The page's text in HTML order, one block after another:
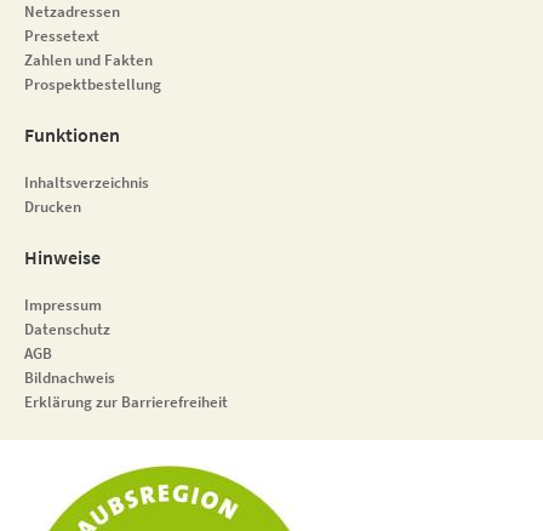
Netzadressen
Pressetext
Zahlen und Fakten
Prospektbestellung
Funktionen
Inhaltsverzeichnis
Drucken
Hinweise
Impressum
Datenschutz
AGB
Bildnachweis
Erklärung zur Barrierefreiheit